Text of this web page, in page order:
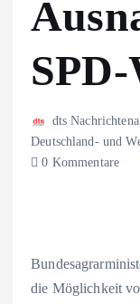
dts
Deutschland- und
0 Kommentare
die Möglichkeit